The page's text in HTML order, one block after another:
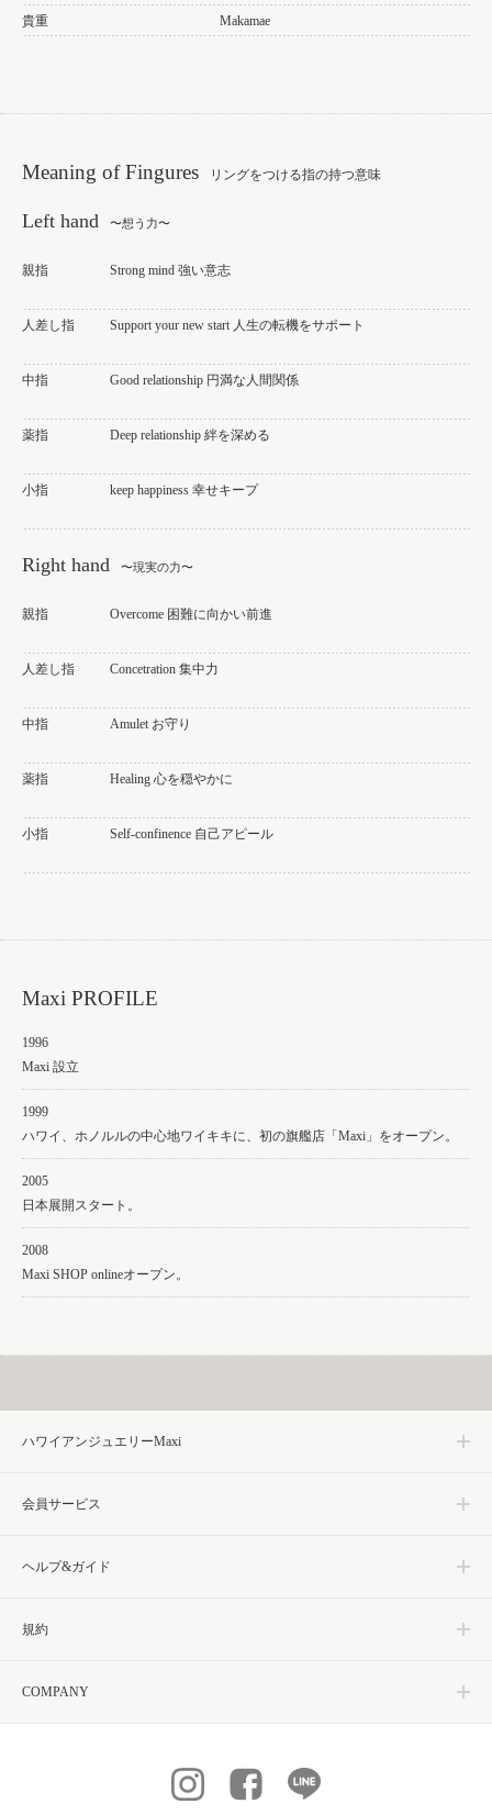
貴重
Makamae
Meaning of Fingures リングをつける指の持つ意味
Left hand 〜想う力〜
親指 Strong mind 強い意志
人差し指 Support your new start 人生の転機をサポート
中指 Good relationship 円満な人間関係
薬指 Deep relationship 絆を深める
小指 keep happiness 幸せキープ
Right hand 〜現実の力〜
親指 Overcome 困難に向かい前進
人差し指 Concetration 集中力
中指 Amulet お守り
薬指 Healing 心を穏やかに
小指 Self-confinence 自己アピール
Maxi PROFILE
1996
Maxi 設立
1999
ハワイ、ホノルルの中心地ワイキキに、初の旗艦店「Maxi」をオープン。
2005
日本展開スタート。
2008
Maxi SHOP onlineオープン。
ハワイアンジュエリーMaxi
会員サービス
ヘルプ&ガイド
規約
COMPANY